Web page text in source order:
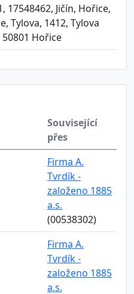
17548462, Jičín, Hořice,
Tylova, 1412, Tylova
50801 Hořice
Související
přes
Firma A.
Tvrdík -
založeno 1885
a.s.
(00538302)
Firma A.
Tvrdík -
založeno 1885
a.s.